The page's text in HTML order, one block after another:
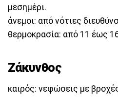
μεσημέρι.
άνεμοι: από νότιες
θερμοκρασία: από 11 έως
Ζάκυνθος
καιρός: νεφώσεις με